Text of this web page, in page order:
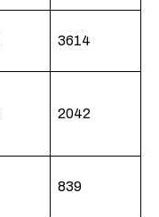
3614
2042
839